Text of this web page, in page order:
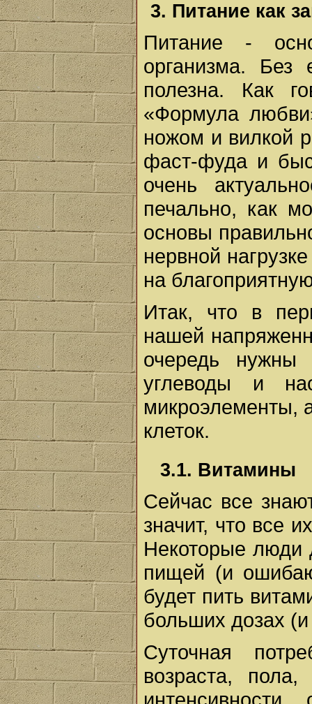
3. Питание как
Питание -
организма.
полезна. Как
«Формула
ножом и вилкой
фаст-фуда и
очень
печально, как
основы
нервной
на
Итак, что в
нашей
очередь нужны
углеводы и
микроэлементы,
клеток.
3.1. Витамины
Сейчас все
значит, что все
Некоторые люди
пищей (и
будет пить
больших дозах
Суточная
возраста,